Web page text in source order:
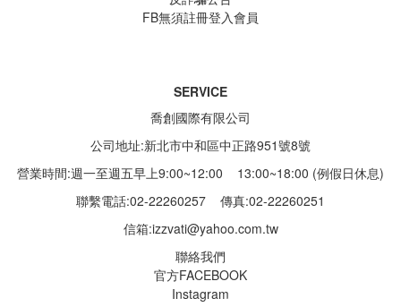
FB無須註冊登入會員
SERVICE
喬創國際有限公司
公司地址:新北市中和區中正路951號8號
營業時間:週一至週五早上9:00~12:00 13:00~18:00 (例假日休息)
聯繫電話:02-22260257 傳真:02-22260251
信箱:izzvati@yahoo.com.tw
聯絡我們
官方FACEBOOK
Instagram